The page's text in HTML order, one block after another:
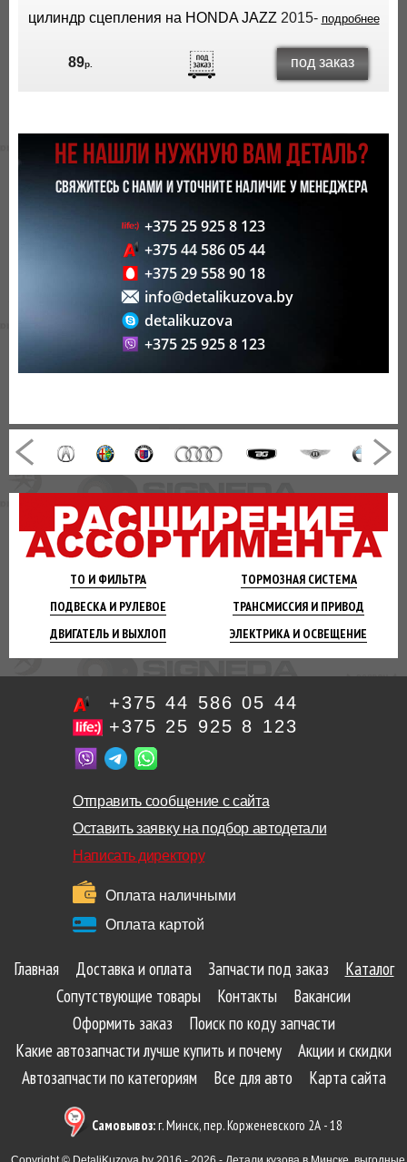
ТО И ФИЛЬТРА ТОРМОЗНАЯСИСТЕМА
ПОДВЕСКА И РУЛЕВОЕ ТРАНСМИССИЯ И ПРИВОД
ДВИГАТЕЛЬ И ВЫХЛОП ЭЛЕКТРИКА И ОСВЕЩЕНИЕ
цилиндр сцепления на HONDA JAZZ 2015- подробнее
89р. под заказ
НЕ НАШЛИ НУЖНУЮ ВАМ ДЕТАЛЬ?
СВЯЖИТЕСЬ С НАМИ И УТОЧНИТЕ НАЛИЧИЕ У МЕНЕДЖЕРА
+375 25 925 8 123
+375 44 586 05 44
+375 29 558 90 18
info@detalikuzova.by
detalikuzova
+375 25 925 8 123
+375 44 586 05 44
+375 25 925 8 123
Отправить сообщение с сайта
Оставить заявку на подбор автодетали
Написать директору
Оплата наличными
Оплата картой
Главная Доставка и оплата Запчасти под заказ
Каталог
Сопутствующие товары
Контакты
Вакансии
Оформить заказ
Поиск по коду запчасти
Какие автозапчасти лучше купить и почему
Акции и скидки
Автозапчасти по категориям
Все для авто Карта сайта
Самовывоз:г. Минск, пер. Корженевского 2А - 18